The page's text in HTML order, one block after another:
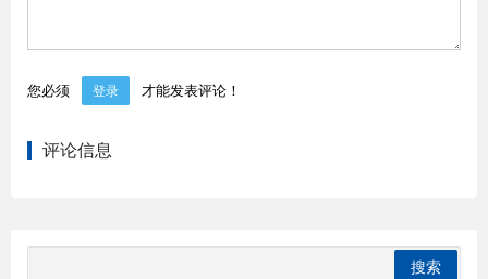
您必须 登录 才能发表评论！
评论信息